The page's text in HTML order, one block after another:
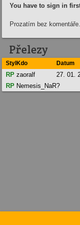
You have to sign in
Prozatím bez komentáře.
Přelezy
StylKdo Datum
RP zaoralf 27. 01.
RP Nemesis_NaR?